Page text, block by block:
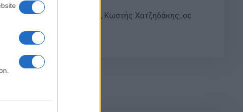
- 20:13